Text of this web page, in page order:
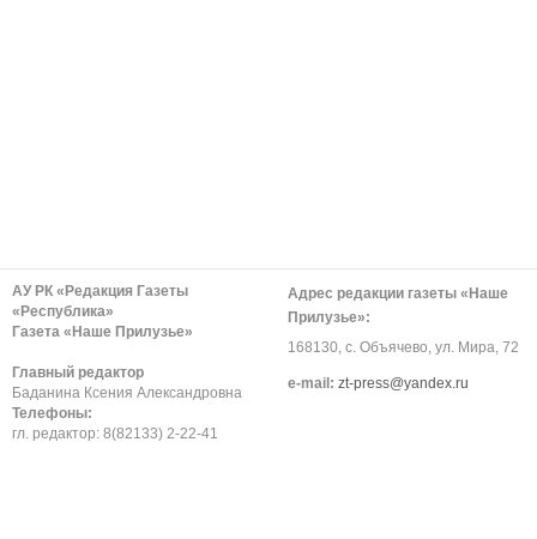
АУ РК «Редакция Газеты
«Республика»
Газета «Наше Прилузье»
Главный редактор
Баданина Ксения Александровна
Телефоны:
гл. редактор: 8(82133) 2-22-41
Адрес редакции газеты «Наше
Прилузье»:
168130, с. Объячево, ул. Мира, 72
е-mail: zt-press@yandex.ru